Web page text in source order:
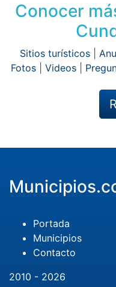
Conocer
Sitios turísticos|
Fotos| Videos|
Portada
Municipios
Contacto
2010 - 2026